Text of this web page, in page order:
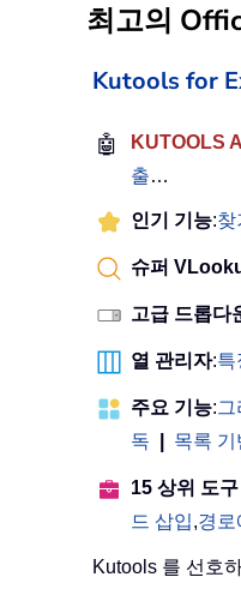
최고의
Kutools for
🤖 KUTOOLS
출…
인기 기능:찾
슈퍼
고급 드롭다
열 관리자:특
주요 기능:
독
목록
15 상위 도
드 삽입,경로
Kutools 를 선호